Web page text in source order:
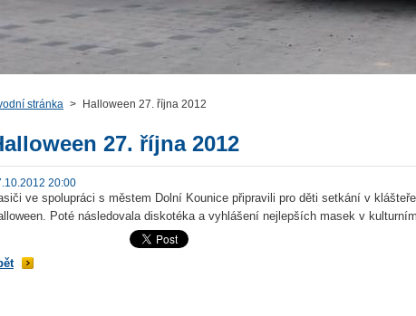
stránka > Halloween 27. října 2012
27. října 2012
20:00
ve spolupráci s městem Dolní Kounice připravili pro děti setkání v
Poté následovala diskotéka a vyhlášení nejlepších masek v